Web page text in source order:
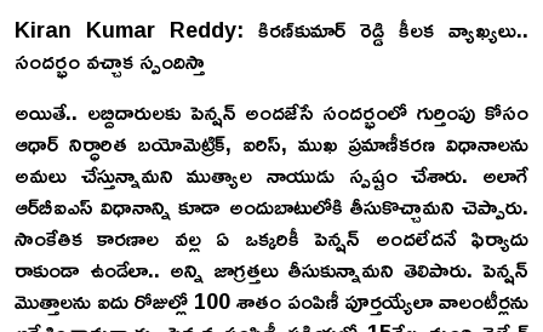
Kiran Kumar Reddy: కిరణ్‌కుమార్ రెడ్డి కీలక వ్యాఖ్యలు..
సందర్భం వచ్చాక స్పందిస్తా
అయితే.. లబ్దిదారులకు పెన్షన్ అందజేసే సందర్భంలో గుర్తింపు కోసం
ఆధార్ నిర్ధారిత బయోమెట్రిక్, ఐరిస్, ముఖ ప్రమాణీకరణ విధానాలను
అమలు చేస్తున్నామని ముత్యాల నాయుడు స్పష్టం చేశారు. అలాగే
ఆర్‌బీఐఎస్ విధానాన్ని కూడా అందుబాటులోకి తీసుకొచ్చామని చెప్పారు.
సాంకేతిక కారణాల వల్ల ఏ ఒక్కరికీ పెన్షన్ అందలేదనే ఫిర్యాదు
రాకుండా ఉండేలా.. అన్ని జాగ్రత్తలు తీసుకున్నామని తెలిపారు. పెన్షన్
మొత్తాలను ఐదు రోజుల్లో 100 శాతం పంపిణీ పూర్తయ్యేలా వాలంటీర్లను